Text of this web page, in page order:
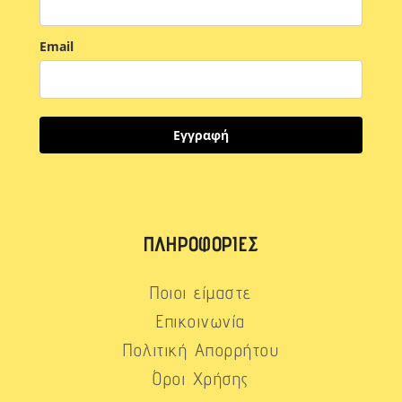
Email
Εγγραφή
ΠΛΗΡΟΦΟΡΊΕΣ
Ποιοι είμαστε
Επικοινωνία
Πολιτική Απορρήτου
Όροι Χρήσης